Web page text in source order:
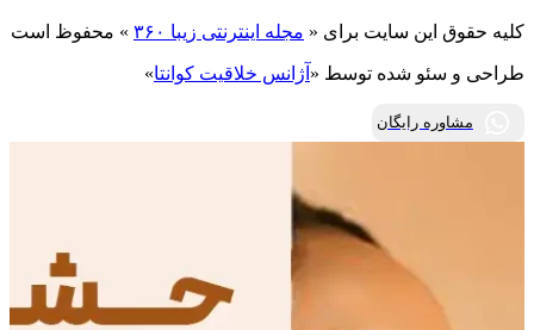
کلیه حقوق این سایت برای « مجله اینترنتی زیبا ۳۶۰ » محفوظ است
طراحی و سئو شده توسط « آژانس خلاقیت کوانتا»
مشاوره رایگان